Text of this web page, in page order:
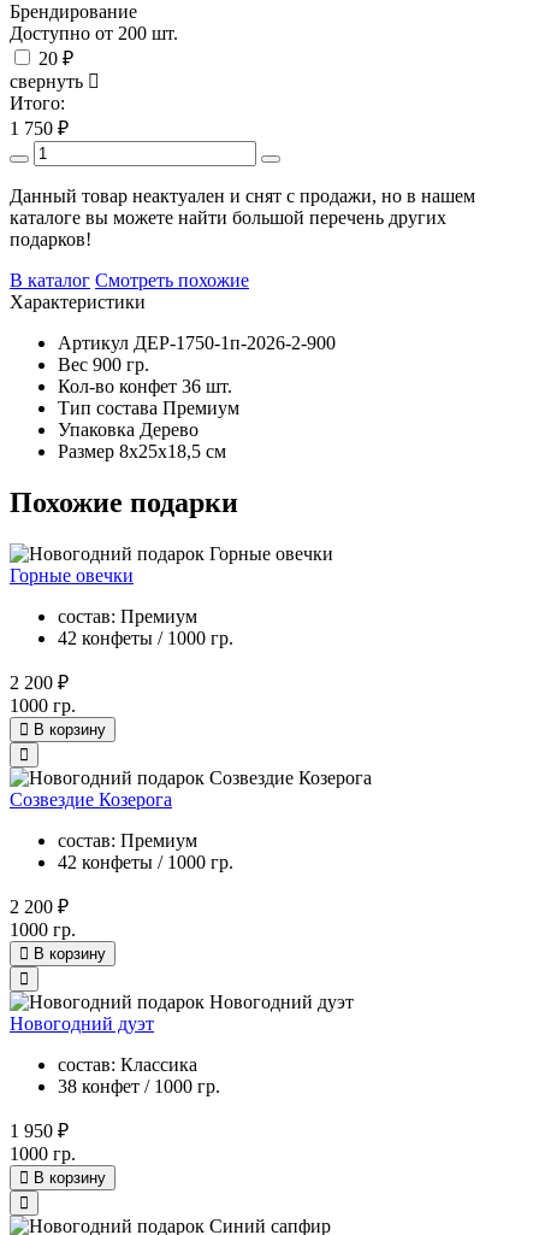
Брендирование
Доступно от 200 шт.
20 ₽
свернуть
Итого:
1 750 ₽
Данный товар неактуален и снят с продажи, но в нашем
каталоге вы можете найти большой перечень других
подарков!
В каталог Смотреть похожие
Характеристики
Артикул ДЕР-1750-1п-2026-2-900
Вес 900 гр.
Кол-во конфет 36 шт.
Тип состава Премиум
Упаковка Дерево
Размер 8х25х18,5 см
Похожие подарки
Горные овечки
состав: Премиум
42 конфеты / 1000 гр.
2 200 ₽
1000 гр.
В корзину
Созвездие Козерога
состав: Премиум
42 конфеты / 1000 гр.
2 200 ₽
1000 гр.
В корзину
Новогодний дуэт
состав: Классика
38 конфет / 1000 гр.
1 950 ₽
1000 гр.
В корзину